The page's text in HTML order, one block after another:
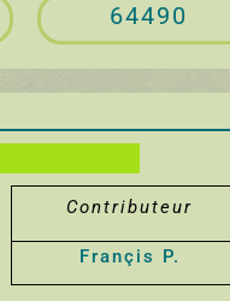
64490
Contributeur
Françis P.